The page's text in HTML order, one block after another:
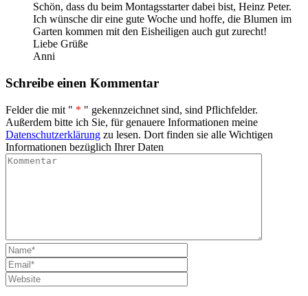
Schön, dass du beim Montagsstarter dabei bist, Heinz Peter.
Ich wünsche dir eine gute Woche und hoffe, die Blumen im
Garten kommen mit den Eisheiligen auch gut zurecht!
Liebe Grüße
Anni
Schreibe einen Kommentar
Felder die mit " * " gekennzeichnet sind, sind Pflichfelder.
Außerdem bitte ich Sie, für genauere Informationen meine
Datenschutzerklärung zu lesen. Dort finden sie alle Wichtigen
Informationen bezüglich Ihrer Daten